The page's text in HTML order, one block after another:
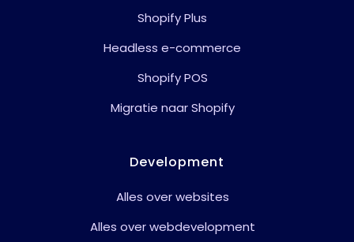
Shopify Plus
Headless e-commerce
Shopify POS
Migratie naar Shopify
Development
Alles over websites
Alles over webdevelopment